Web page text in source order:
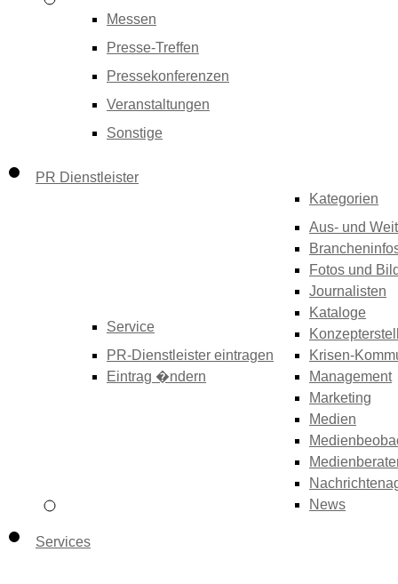
Messen
Presse-Treffen
Pressekonferenzen
Veranstaltungen
Sonstige
PR Dienstleister
Service
PR-Dienstleister eintragen
Eintrag �ndern
Kategorien
Aus- und
Fotos und
Journalisten
Kataloge
Krisen-
Management
Marketing
Medien
News
Services